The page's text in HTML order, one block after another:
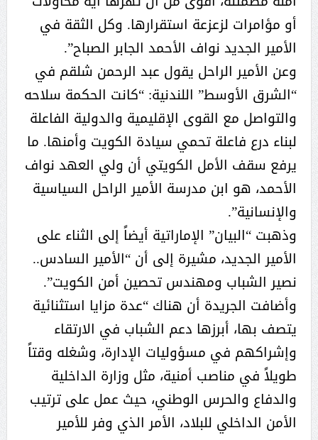
أو مؤامرات لزعزعة استقرارها. وكل الثقة في
الأمير الجديد نواف الأحمد الجابر الصباح”.
وعن الأمير الراحل يقول عبد الرحمن شلقم في
“الشرق الأوسط” اللندنية: “كانت الحكمة سلاحه
والتواصل مع القوى الإقليمية والدولية الفاعلة
لبناء درع فاعلة تحمي سيادة الكويت وأمنها. ما
يرفع سقف الأمل الكويتي أن ولي العهد نواف
الأحمد، هو ابن مدرسة الأمير الراحل السياسية
والإنسانية”.
وذهبت “البيان” الإماراتية أيضاً إلى الثناء على
الأمير الجديد، مشيرة إلى أن “الأمير السادس..
نصير الشباب ومهندس تحصين أمن الكويت”.
وأضافت الجريدة أن هناك “عدة مزايا استثنائية
يتصف بها، أبرزها دعم الشباب في الارتقاء
وإشراكهم في مسؤوليات الإدارة، وشغله وقتاً
طويلاً في مناصب أمنية، مثل وزارة الداخلية
والدفاع والحرس الوطني، حيث عمل على ترتيب
الأمن الداخلي للبلاد، الأمر الذي وفر للأمير